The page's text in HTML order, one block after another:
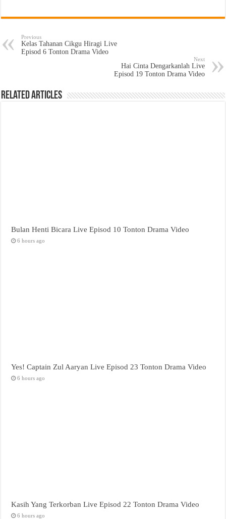
Previous
Kelas Tahanan Cikgu Hiragi Live
Episod 6 Tonton Drama Video
Next
Hai Cinta Dengarkanlah Live
Episod 19 Tonton Drama Video
Related Articles
Bulan Henti Bicara Live Episod 10 Tonton Drama Video
6 hours ago
Yes! Captain Zul Aaryan Live Episod 23 Tonton Drama Video
6 hours ago
Kasih Yang Terkorban Live Episod 22 Tonton Drama Video
6 hours ago